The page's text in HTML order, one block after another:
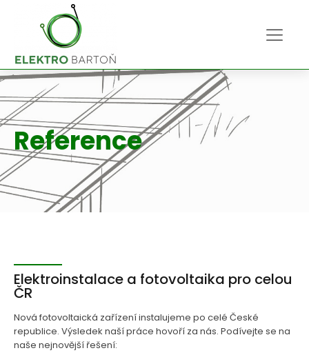
Reference
Elektroinstalace a fotovoltaika pro celou
ČR
Nová fotovoltaická zařízení instalujeme po celé České
republice. Výsledek naší práce hovoří za nás. Podívejte se na
naše nejnovější řešení: